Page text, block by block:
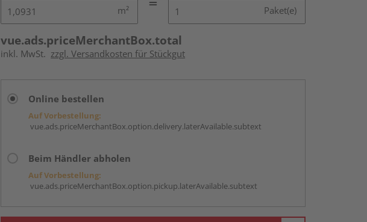
m² Paket(e)
vue.ads.priceMerchantBox.total
inkl. MwSt. zzgl. Versandkosten für Stückgut
Online bestellen
Auf Vorbestellung:
vue.ads.priceMerchantBox.option.delivery.laterAvailable.subtext
Beim Händler abholen
Auf Vorbestellung:
vue.ads.priceMerchantBox.option.pickup.laterAvailable.subtext